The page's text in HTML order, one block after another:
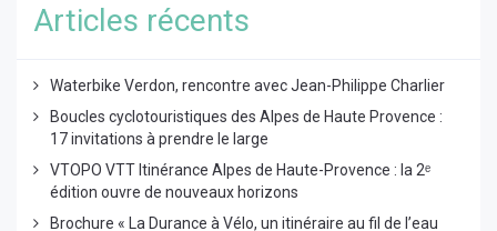
Articles récents
Waterbike Verdon, rencontre avec Jean-Philippe Charlier
Boucles cyclotouristiques des Alpes de Haute Provence :
17 invitations à prendre le large
VTOPO VTT Itinérance Alpes de Haute-Provence : la 2ᵉ
édition ouvre de nouveaux horizons
Brochure « La Durance à Vélo, un itinéraire au fil de l’eau